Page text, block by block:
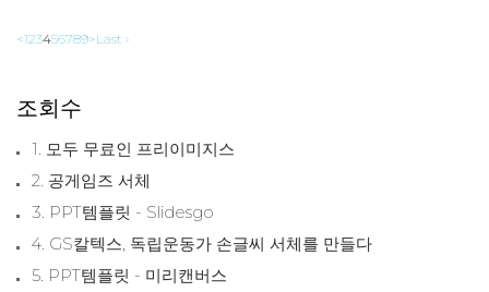
질 이미지를 제공합니다. 주의를 끌다 사
페이지를 재즈 �
<123456789>Last ›
조회수
1. 모두 무료인 프리이미지스
2. 공게임즈 서체
3. PPT템플릿 - Slidesgo
4. GS칼텍스, 독립운동가 손글씨 서체를 만들다
5. PPT템플릿 - 미리캔버스